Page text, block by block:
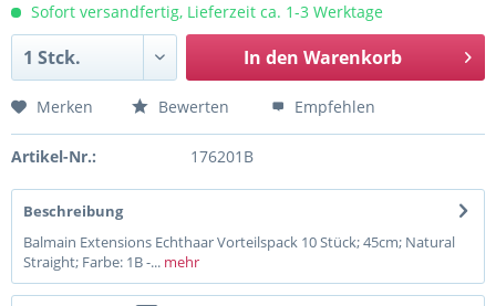
Sofort versandfertig, Lieferzeit ca. 1-3 Werktage
In den Warenkorb
Merken Bewerten Empfehlen
Artikel-Nr.: 176201B
Beschreibung
Balmain Extensions Echthaar Vorteilspack 10 Stück; 45cm; Natural
Straight; Farbe: 1B -... mehr